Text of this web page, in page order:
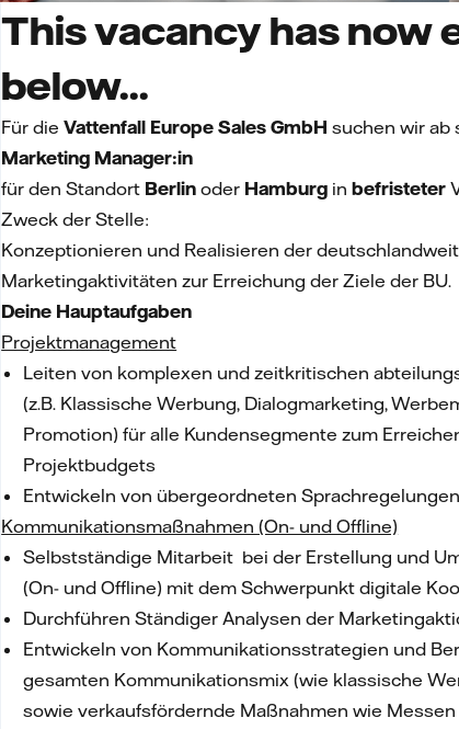
This vacancy has now
below...
Für dieVattenfall Europe Sales GmbH suchen wir ab
Marketing Manager:in
für den Standort Berlinoder Hamburg inbefristeter
Zweck der Stelle:
Konzeptionieren und Realisieren der
Marketingaktivitäten zur Erreichung der Ziele der BU.
Deine Hauptaufgaben
Projektmanagement
Leiten von komplexen und zeitkritischen
(z.B. Klassische Werbung, Dialogmarketing,
Promotion) für alle Kundensegmente zum
Projektbudgets
Entwickeln von übergeordneten
Kommunikationsmaßnahmen (On- und Offline)
Selbstständige Mitarbeit bei der Erstellung und
(On- und Offline) mit dem Schwerpunkt digitale
Durchführen Ständiger Analysen der
Entwickeln von Kommunikationsstrategien und
gesamten Kommunikationsmix (wie klassische
sowie verkaufsfördernde Maßnahmen wie